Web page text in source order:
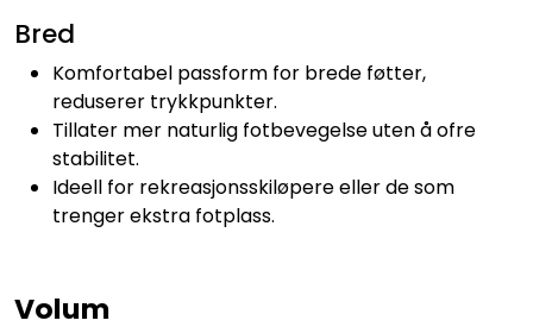
Bred
Komfortabel passform for brede føtter,
reduserer trykkpunkter.
Tillater mer naturlig fotbevegelse uten å ofre
stabilitet.
Ideell for rekreasjonsskiløpere eller de som
trenger ekstra fotplass.
Volum